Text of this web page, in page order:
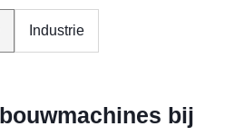
Industrie
bij